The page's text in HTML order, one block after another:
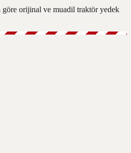
orijinal ve muadil traktör yedek